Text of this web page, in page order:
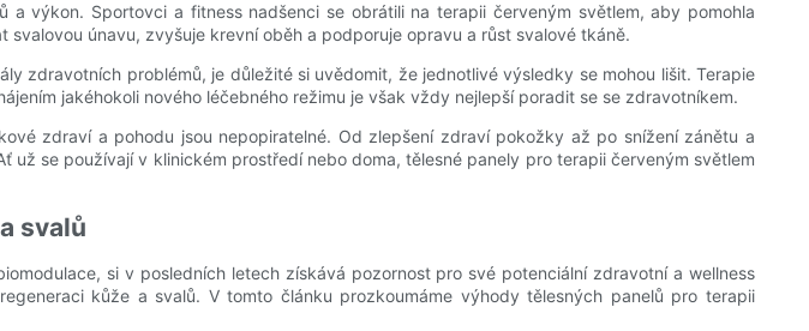
výkon. Sportovci a fitness nadšenci se obrátili na terapii červeným světlem, aby pomohla
únavu, zvyšuje krevní oběh a podporuje opravu a růst svalové tkáně.
zdravotních problémů, je důležité si uvědomit, že jednotlivé výsledky se mohou lišit. Terapie
jakéhokoli nového léčebného režimu je však vždy nejlepší poradit se se zdravotníkem.
zdraví a pohodu jsou nepopiratelné. Od zlepšení zdraví pokožky až po snížení zánětu a
se používají v klinickém prostředí nebo doma, tělesné panely pro terapii červeným světlem
svalů
si v posledních letech získává pozornost pro své potenciální zdravotní a wellness
kůže a svalů. V tomto článku prozkoumáme výhody tělesných panelů pro terapii